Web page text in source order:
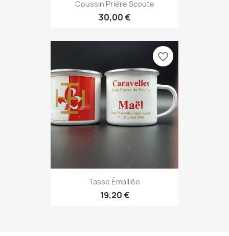
Coussin Prière Scoute
30,00 €
Tasse Émaillée
19,20 €
favorite_border